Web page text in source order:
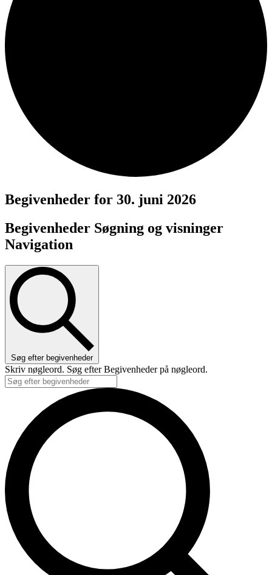
Begivenheder for 30. juni 2026
Begivenheder Søgning og visninger
Navigation
Søg efter begivenheder
Skriv nøgleord. Søg efter Begivenheder på nøgleord.